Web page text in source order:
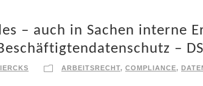
– auch in Sachen interne
–
ARBEITSRECHT, COMPLIANCE,